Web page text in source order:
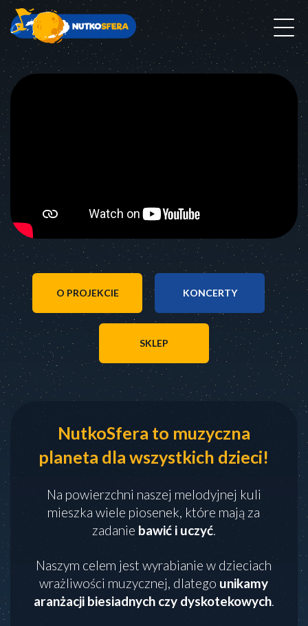
START
KONTAKT
NEWSLETTER
O PROJEKCIE KONCERTY
SKLEP
NutkoSfera to muzyczna
planeta dla wszystkich dzieci!
Na powierzchni naszej melodyjnej kuli
mieszka wiele piosenek, które mają za
zadanie bawić i uczyć.
Naszym celem jest wyrabianie w dzieciach
wrażliwości muzycznej, dlatego unikamy
aranżacji biesiadnych czy dyskotekowych.